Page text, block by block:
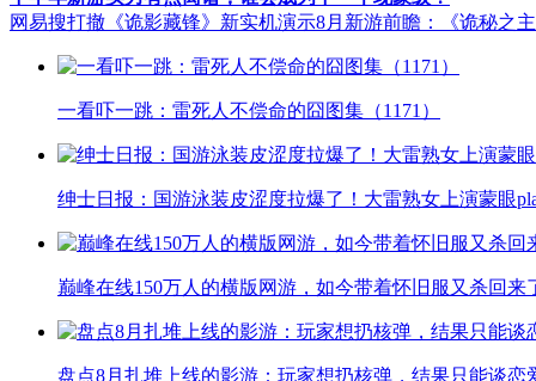
网易搜打撤《诡影藏锋》新实机演示8月新游前瞻：《诡秘之
一看吓一跳：雷死人不偿命的囧图集（1171）
绅士日报：国游泳装皮涩度拉爆了！大雷熟女上演蒙眼
巅峰在线150万人的横版网游，如今带着怀旧服又杀回来
盘点8月扎堆上线的影游：玩家想扔核弹，结果只能谈恋